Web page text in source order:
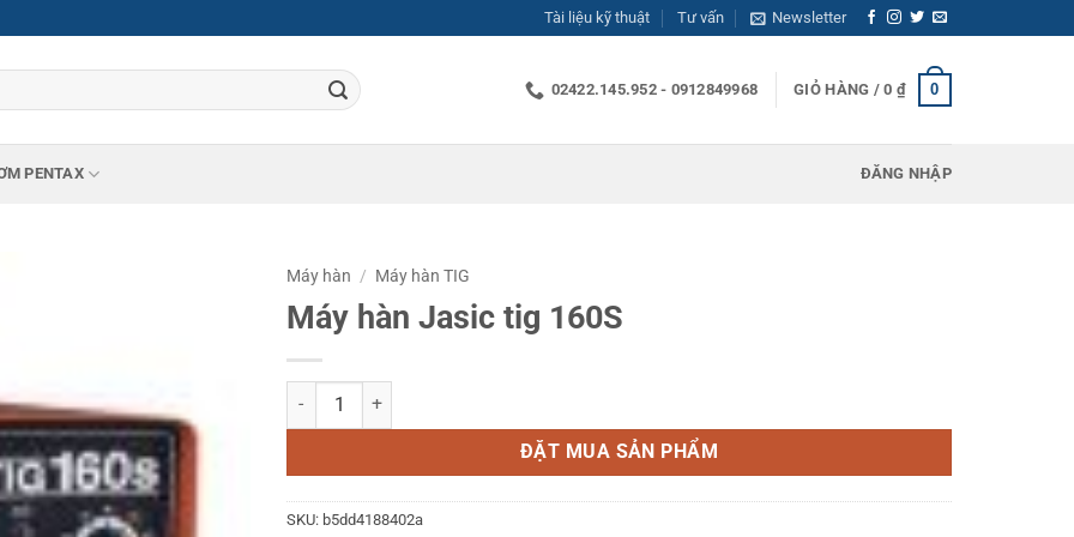
Tài liệu kỹ thuật Tư vấn Newsletter
02422.145.952 - 0912849968 GIỎ HÀNG /0 ₫ 0
PENTAX ĐĂNG NHẬP
Máy hàn / Máy hàn TIG
Máy hàn Jasic tig 160S
Máy hàn Jasic tig 160S số lượng
ĐẶT MUA SẢN PHẨM
SKU: b5dd4188402a